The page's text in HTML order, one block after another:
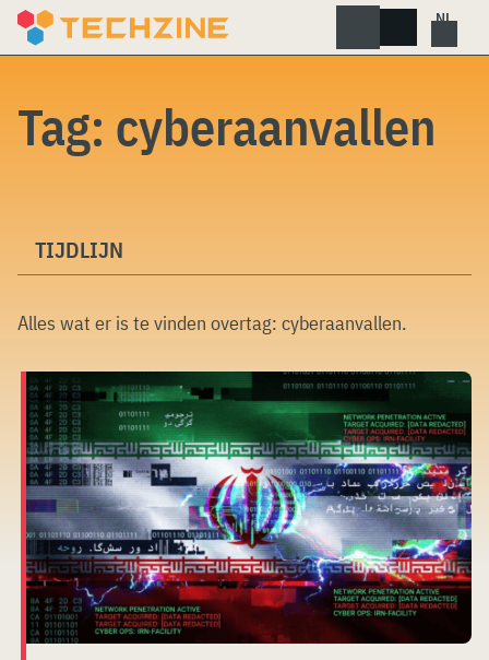
Skip
Tag: cyberaanvallen
TIJDLIJN
Alles wat er is te vinden overtag: cyberaanvallen.